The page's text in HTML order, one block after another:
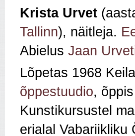
Krista Urvet
Tallinn), näitleja.
Abielus Jaan
Lõpetas 1968
õppestuudio,
Kunstikursustel
erialal Vabariikliku